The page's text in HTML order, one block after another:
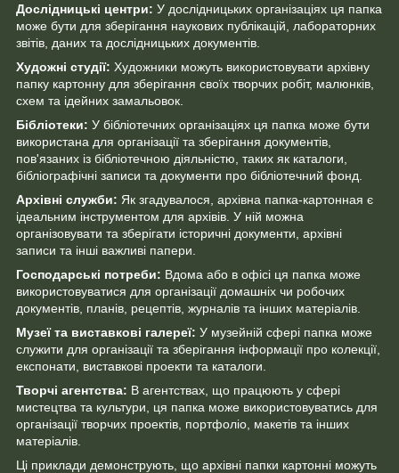
Дослідницькі центри: У дослідницьких організаціях ця папка
може бути для зберігання наукових публікацій, лабораторних
звітів, даних та дослідницьких документів.
Художні студії: Художники можуть використовувати архівну
папку картонну для зберігання своїх творчих робіт, малюнків,
схем та ідейних замальовок.
Бібліотеки: У бібліотечних організаціях ця папка може бути
використана для організації та зберігання документів,
пов'язаних із бібліотечною діяльністю, таких як каталоги,
бібліографічні записи та документи про бібліотечний фонд.
Архівні служби: Як згадувалося, архівна папка-картонная є
ідеальним інструментом для архівів. У ній можна
організовувати та зберігати історичні документи, архівні
записи та інші важливі папери.
Господарські потреби: Вдома або в офісі ця папка може
використовуватися для організації домашніх чи робочих
документів, планів, рецептів, журналів та інших матеріалів.
Музеї та виставкові галереї: У музейній сфері папка може
служити для організації та зберігання інформації про колекції,
експонати, виставкові проекти та каталоги.
Творчі агентства: В агентствах, що працюють у сфері
мистецтва та культури, ця папка може використовуватись для
організації творчих проектів, портфоліо, макетів та інших
матеріалів.
Ці приклади демонструють, що архівні папки картонні можуть